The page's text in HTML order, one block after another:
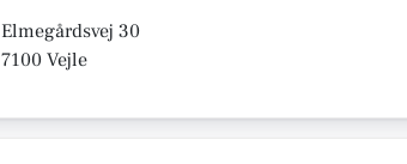
Elmegårdsvej 30
7100 Vejle